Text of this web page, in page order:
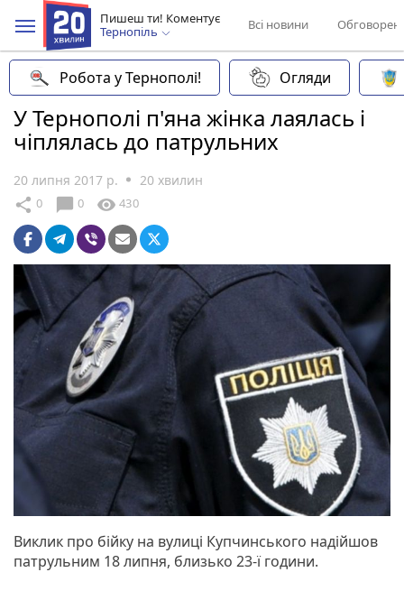
Пишеш ти! Коментує
Тернопіль
Всі новини
Робота у Тернополі! Огляди
У Тернополі п'яна жінка лаялась і
чіплялась до патрульних
20 липня 2017 р. 20 хвилин
share 0 chat_bubble 0 visibility 430
Виклик про бійку на вулиці Купчинського надійшов
патрульним 18 липня, близько 23-ї години.